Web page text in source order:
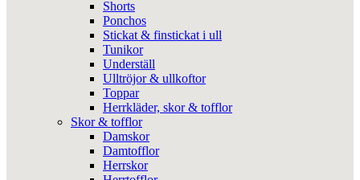
Shorts
Ponchos
Stickat & finstickat i ull
Tunikor
Underställ
Ulltröjor & ullkoftor
Toppar
Herrkläder, skor & tofflor
Skor & tofflor
Damskor
Damtofflor
Herrskor